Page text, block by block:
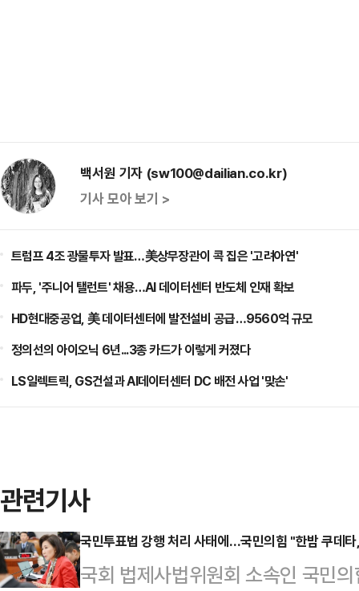
백서원 기자 (sw100@dailian.co.kr)
기사 모아 보기 >
트럼프 4조 광물투자 발표…美상무장관이 콕 집은 '고려아연'
파두, '주니어 탤런트' 채용…AI 데이터센터 반도체 인재 확보
HD현대중공업, 美 데이터센터에 발전설비 공급…9560억 규모
정의선의 아이오닉 6년...3종 카드가 이렇게 커졌다
LS일렉트릭, GS건설과 AI데이터센터 DC 배전 사업 '맞손'
관련기사
국민투표법 강행 처리 사태에…국민의힘 "한밤 쿠데
국회 법제사법위원회 소속인 국민